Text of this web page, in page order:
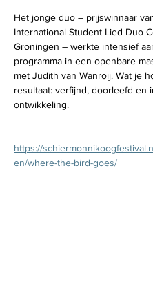
Het jonge duo – prijswinnaar
International Student Lied Duo
Groningen – werkte intensief
programma in een openbare
met Judith van Wanroij. Wat je
resultaat: verfijnd, doorleefd en
ontwikkeling.
https://
en/where-the-bird-goes/